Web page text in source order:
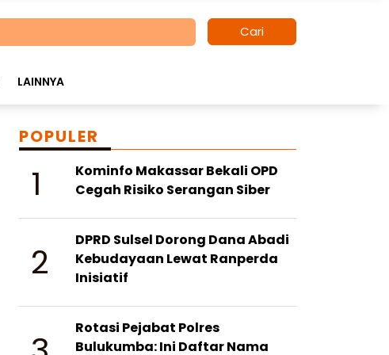
Cari
LAINNYA
POPULER
1
Kominfo Makassar Bekali OPD
Cegah Risiko Serangan Siber
2
DPRD Sulsel Dorong Dana Abadi
Kebudayaan Lewat Ranperda
Inisiatif
Rotasi Pejabat Polres
Bulukumba: Ini Daftar Nama